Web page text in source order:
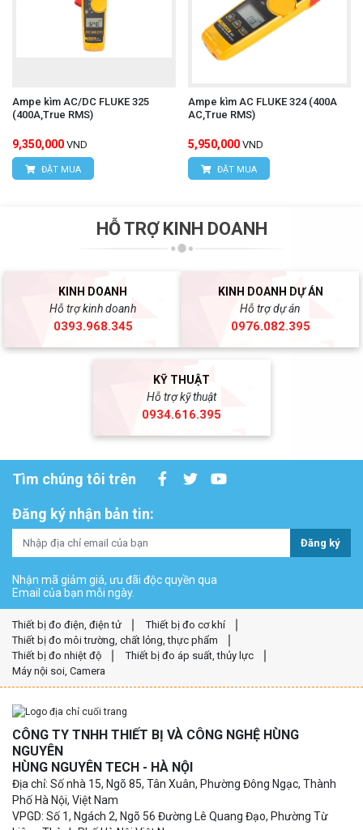
Ampe kìm AC/DC FLUKE 325
(400A,True RMS)
9,350,000 VND
ĐẶT MUA
Ampe kìm AC FLUKE 324 (400A
AC,True RMS)
5,950,000 VND
ĐẶT MUA
HỖ TRỢ KINH DOANH
KINH DOANH
Hỗ trợ kinh doanh
0393.968.345
KINH DOANH DỰ ÁN
Hỗ trợ dự án
0976.082.395
KỸ THUẬT
Hỗ trợ kỹ thuật
0934.616.395
Tìm chúng tôi trên
Đăng ký nhận bản tin:
Đăng ký
Nhận mã giảm giá, ưu đãi độc quyền qua
Email của bạn mỗi ngày.
Thiết bị đo điện, điện tử
Thiết bị đo cơ khí
Thiết bị đo môi trường, chất lỏng, thực phẩm
Thiết bị đo nhiệt độ
Thiết bị đo áp suất, thủy lực
Máy nội soi, Camera
CÔNG TY TNHH THIẾT BỊ VÀ CÔNG NGHỆ HÙNG
NGUYÊN
HÙNG NGUYÊN TECH - HÀ NỘI
Địa chỉ: Số nhà 15, Ngõ 85, Tân Xuân, Phường Đông Ngạc, Thành
Phố Hà Nội, Việt Nam
VPGD: Số 1, Ngách 2, Ngõ 56 Đường Lê Quang Đạo, Phường Từ